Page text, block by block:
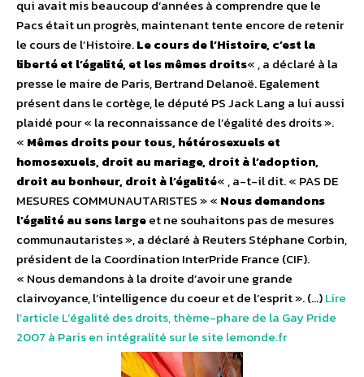
qui avait mis beaucoup d’années à comprendre que le
Pacs était un progrès, maintenant tente encore de retenir
le cours de l’Histoire.Le cours de l’Histoire, c’est la
liberté et l’égalité, et les mêmes droits« , a déclaré à la
presse le maire de Paris, Bertrand Delanoë. Egalement
présent dans le cortège, le député PS Jack Lang a lui aussi
plaidé pour « la reconnaissance de l’égalité des droits ».
« Mêmes droits pour tous, hétérosexuels et
homosexuels, droit au mariage, droit à l’adoption,
droit au bonheur, droit à l’égalité« , a-t-il dit. « PAS DE
MESURES COMMUNAUTARISTES » « Nous demandons
l’égalité au sens largeet ne souhaitons pas de mesures
communautaristes », a déclaré à Reuters Stéphane Corbin,
président de la Coordination InterPride France (CIF).
« Nous demandons à la droite d’avoir une grande
clairvoyance, l’intelligence du coeur et de l’esprit ». (…)Lire
l’article L’égalité des droits, thème-phare de la Gay Pride
2007 à Paris en intégralité sur le site lemonde.fr